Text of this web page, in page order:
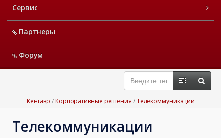
Сервис
Партнеры
Форум
Кентавр / Корпоративные решения /Телекоммуникации
Телекоммуникации